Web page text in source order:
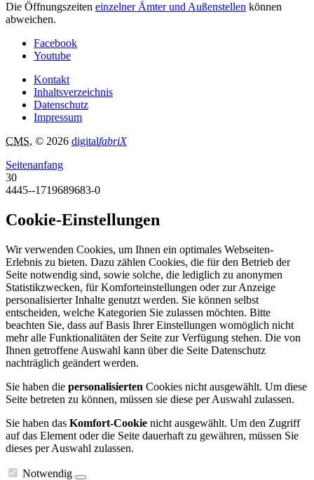
Die Öffnungszeiten einzelner Ämter und Außenstellen können
abweichen.
Facebook
Youtube
Kontakt
Inhaltsverzeichnis
Datenschutz
Impressum
CMS, © 2026 digitalfabriX
Seitenanfang
30
4445--1719689683-0
Cookie-Einstellungen
Wir verwenden Cookies, um Ihnen ein optimales Webseiten-
Erlebnis zu bieten. Dazu zählen Cookies, die für den Betrieb der
Seite notwendig sind, sowie solche, die lediglich zu anonymen
Statistikzwecken, für Komforteinstellungen oder zur Anzeige
personalisierter Inhalte genutzt werden. Sie können selbst
entscheiden, welche Kategorien Sie zulassen möchten. Bitte
beachten Sie, dass auf Basis Ihrer Einstellungen womöglich nicht
mehr alle Funktionalitäten der Seite zur Verfügung stehen. Die von
Ihnen getroffene Auswahl kann über die Seite Datenschutz
nachträglich geändert werden.
Sie haben die personalisierten Cookies nicht ausgewählt. Um diese
Seite betreten zu können, müssen sie diese per Auswahl zulassen.
Sie haben das Komfort-Cookie nicht ausgewählt. Um den Zugriff
auf das Element oder die Seite dauerhaft zu gewähren, müssen Sie
dieses per Auswahl zulassen.
Notwendig